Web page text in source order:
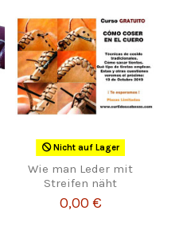
Nicht auf Lager
Wie man Leder mit
Streifen näht
0,00 €